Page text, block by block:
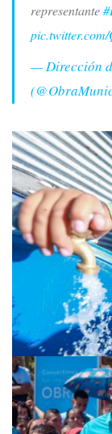
representante
— Dirección